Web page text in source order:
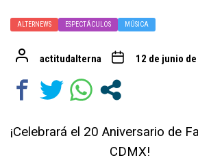
ALTERNEWS ESPECTÁCULOS MÚSICA
actitudalterna 12 de junio
¡Celebrará el 20 Aniversario de
CDMX!